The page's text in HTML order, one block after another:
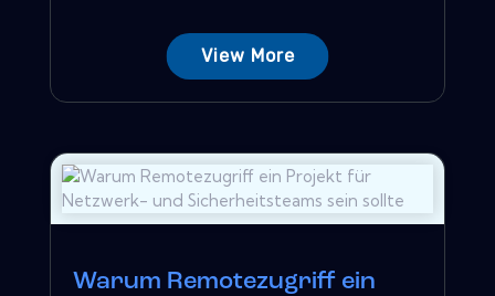
View More
Warum Remotezugriff ein